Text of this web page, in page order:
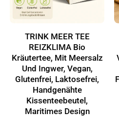
TRINK MEER TEE
REIZKLIMA Bio
Kräutertee, Mit Meersalz
Und Ingwer, Vegan,
Glutenfrei, Laktosefrei,
Handgenähte
Kissenteebeutel,
Maritimes Design